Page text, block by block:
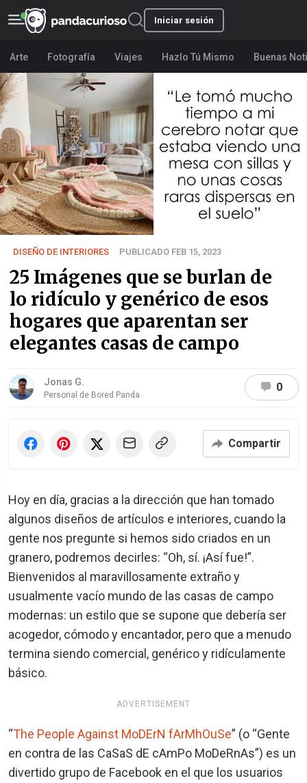
Iniciar sesión
Arte Fotografía Viajes Hazlo Tú Mismo Buenas
DISEÑO DE INTERIORES PUBLICADO FEB 15, 2023
25 Imágenes que se burlan de
lo ridículo y genérico de esos
hogares que aparentan ser
elegantes casas de campo
Jonas G.
Personal de Bored Panda
0
Compartir
Hoy en día, gracias a la dirección que han tomado
algunos diseños de artículos e interiores, cuando la
gente nos pregunte si hemos sido criados en un
granero, podremos decirles: “Oh, sí. ¡Así fue!”.
Bienvenidos al maravillosamente extraño y
usualmente vacío mundo de las casas de campo
modernas: un estilo que se supone que debería ser
acogedor, cómodo y encantador, pero que a menudo
termina siendo comercial, genérico y ridículamente
básico.
ADVERTISEMENT
“The People Against MoDErN fArMhOuSe” (o “Gente
en contra de las CaSaS dE cAmPo MoDeRnAs”) es un
divertido grupo de Facebook en el que los usuarios